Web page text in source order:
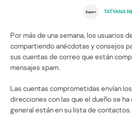
TATYANA
Por más de una semana, los usuarios
compartiendo anécdotas y consejos
sus cuentas de correo que están
mensajes spam.
Las cuentas comprometidas envían
direcciones con las que el dueño se
general están en su lista de